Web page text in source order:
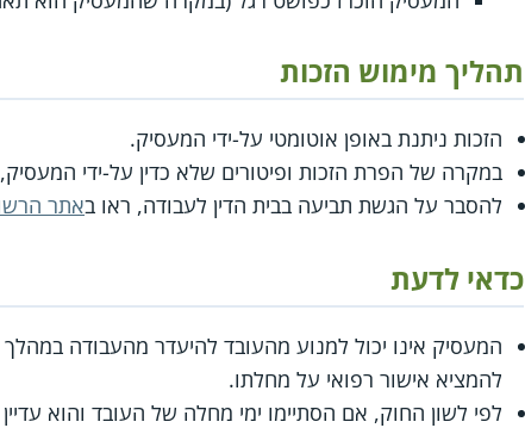
תהליך מימוש הזכות
הזכות ניתנת באופן אוטומטי על-ידי המעסיק.
במקרה של הפרת הזכות ופיטורים שלא כדין על-ידי
להסבר על הגשת תביעה בבית הדין לעבודה, ראו באתר
כדאי לדעת
המעסיק אינו יכול למנוע מהעובד להיעדר מהעבודה
להמציא אישור רפואי על מחלתו.
לפי לשון החוק, אם הסתיימו ימי מחלה של העובד והוא